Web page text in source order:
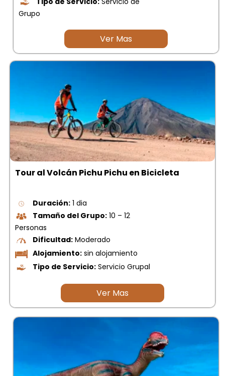
Grupo
Ver Mas
Tour al Volcán Pichu Pichu en Bicicleta
Duración: 1 dia
Tamaño del Grupo: 10 – 12
Personas
Dificultad: Moderado
Alojamiento: sin alojamiento
Tipo de Servicio: Servicio Grupal
Ver Mas